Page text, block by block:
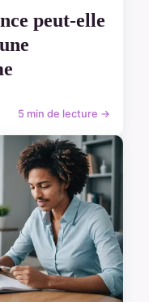
peut-elle
5 min de lecture →